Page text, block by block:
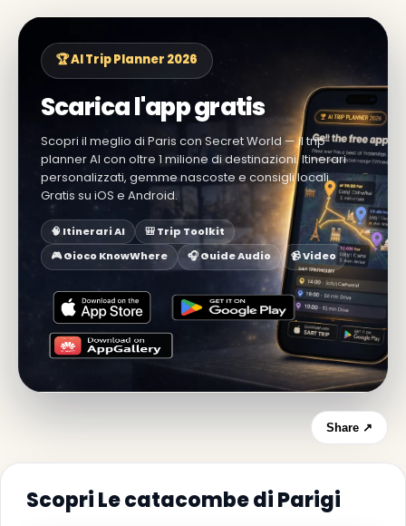
🏆 AI Trip Planner 2026
Scarica l'app gratis
Scopri il meglio di Paris con Secret World — il trip
planner AI con oltre 1 milione di destinazioni. Itinerari
personalizzati, gemme nascoste e consigli locali.
Gratis su iOS e Android.
🧠 Itinerari AI
🎒 Trip Toolkit
🎮 Gioco KnowWhere
🎧 Guide Audio 📹 Video
Share ↗
Scopri Le catacombe di Parigi